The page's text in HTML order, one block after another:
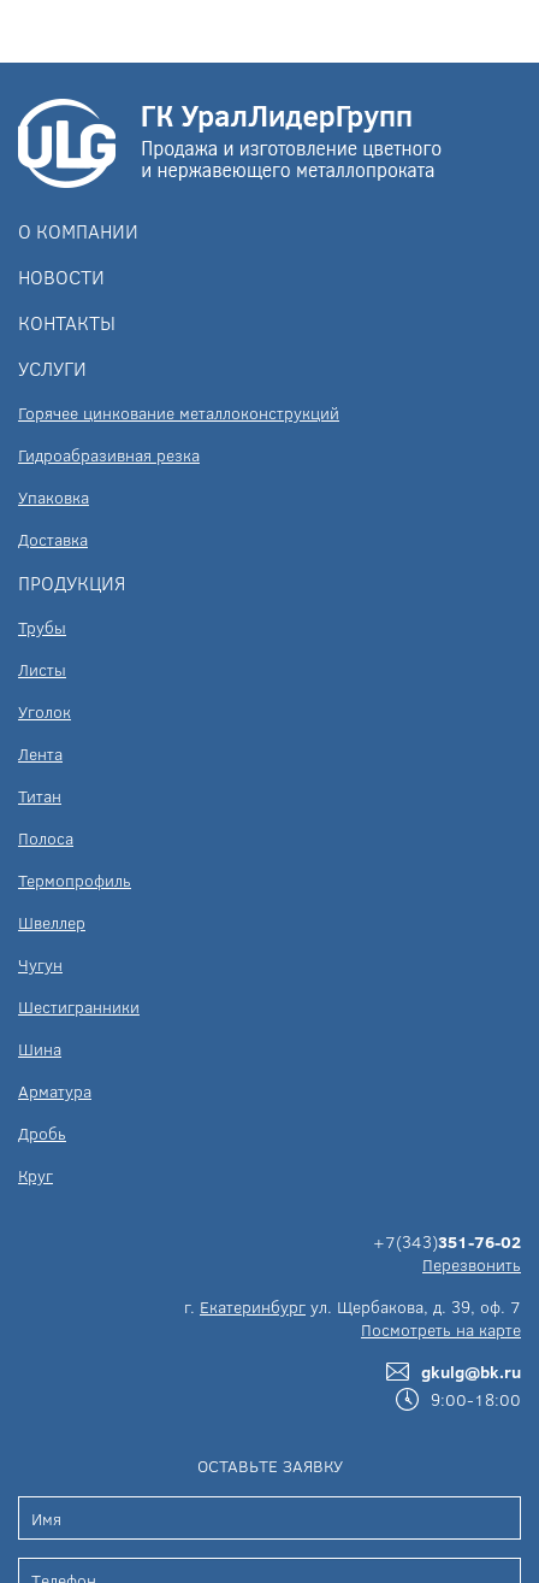
О КОМПАНИИ
НОВОСТИ
КОНТАКТЫ
УСЛУГИ
Горячее цинкование металлоконструкций
Гидроабразивная резка
Упаковка
Доставка
ПРОДУКЦИЯ
Трубы
Листы
Уголок
Лента
Титан
Полоса
Термопрофиль
Швеллер
Чугун
Шестигранники
Шина
Арматура
Дробь
Круг
+7(343)351-76-02
Перезвонить
г. Екатеринбург ул. Щербакова, д. 39, оф. 7
Посмотреть на карте
gkulg@bk.ru
9:00-18:00
ОСТАВЬТЕ ЗАЯВКУ